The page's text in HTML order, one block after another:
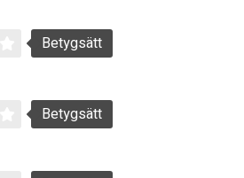
Betygsätt
Betygsätt